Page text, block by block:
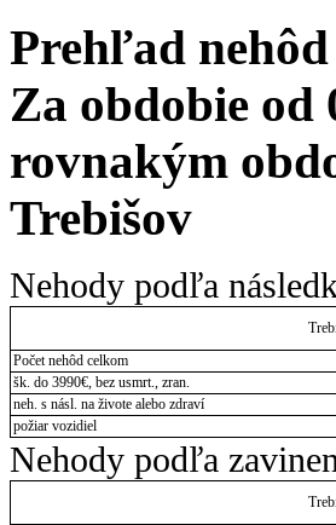
Prehľad
Za obdobie od
rovnakým
Trebišov
Nehody podľa
Počet nehôd celkom
šk. do 3990€, bez usmrt., zran.
neh. s násl. na živote alebo zdraví
požiar vozidiel
Nehody podľa